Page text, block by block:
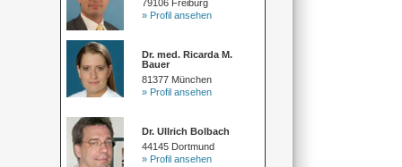
79106 Freiburg
» Profil ansehen
Dr. med. Ricarda M.
Bauer
81377 München
» Profil ansehen
Dr. Ullrich Bolbach
44145 Dortmund
» Profil ansehen